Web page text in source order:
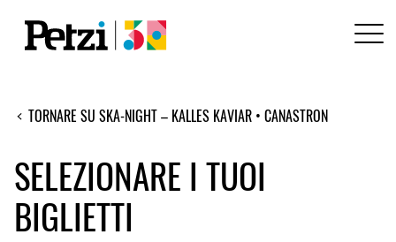
TORNARE SU SKA-NIGHT – KALLES KAVIAR • CANASTRON
SELEZIONARE I TUOI
BIGLIETTI